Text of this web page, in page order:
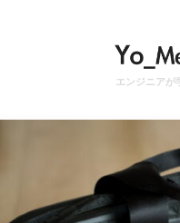
エンジニアが